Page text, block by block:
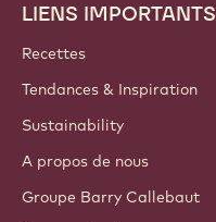
Footer
Callebaut
LIENS IMPORTANTS
Recettes
Tendances & Inspiration
Sustainability
A propos de nous
Groupe Barry Callebaut